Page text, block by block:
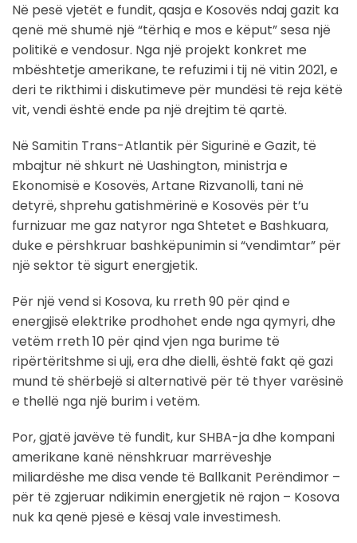
Në pesë vjetët e fundit, qasja e Kosovës ndaj gazit ka
qenë më shumë një “tërhiq e mos e këput” sesa një
politikë e vendosur. Nga një projekt konkret me
mbështetje amerikane, te refuzimi i tij në vitin 2021, e
deri te rikthimi i diskutimeve për mundësi të reja këtë
vit, vendi është ende pa një drejtim të qartë.
Në Samitin Trans-Atlantik për Sigurinë e Gazit, të
mbajtur në shkurt në Uashington, ministrja e
Ekonomisë e Kosovës, Artane Rizvanolli, tani në
detyrë, shprehu gatishmërinë e Kosovës për t’u
furnizuar me gaz natyror nga Shtetet e Bashkuara,
duke e përshkruar bashkëpunimin si “vendimtar” për
një sektor të sigurt energjetik.
Për një vend si Kosova, ku rreth 90 për qind e
energjisë elektrike prodhohet ende nga qymyri, dhe
vetëm rreth 10 për qind vjen nga burime të
ripërtëritshme si uji, era dhe dielli, është fakt që gazi
mund të shërbejë si alternativë për të thyer varësinë
e thellë nga një burim i vetëm.
Por, gjatë javëve të fundit, kur SHBA-ja dhe kompani
amerikane kanë nënshkruar marrëveshje
miliardëshe me disa vende të Ballkanit Perëndimor –
për të zgjeruar ndikimin energjetik në rajon – Kosova
nuk ka qenë pjesë e kësaj vale investimesh.